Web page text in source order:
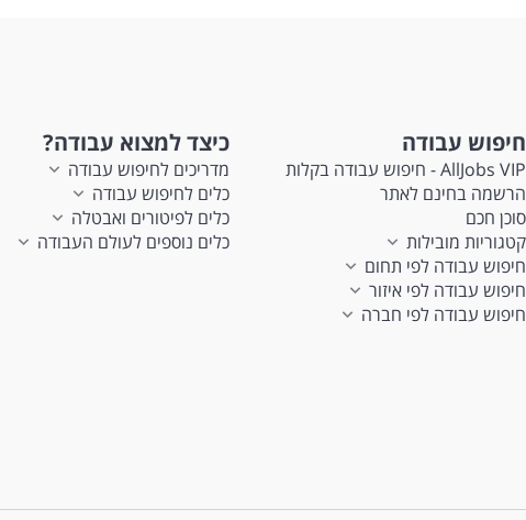
חיפוש עבודה
AllJobs VIP - חיפוש עבודה בקלות
הרשמה בחינם לאתר
סוכן חכם
קטגוריות מובילות
חיפוש עבודה לפי תחום
חיפוש עבודה לפי איזור
חיפוש עבודה לפי חברה
כיצד למצוא עבודה?
מדריכים לחיפוש עבודה
כלים לחיפוש עבודה
כלים לפיטורים ואבטלה
כלים נוספים לעולם העבודה